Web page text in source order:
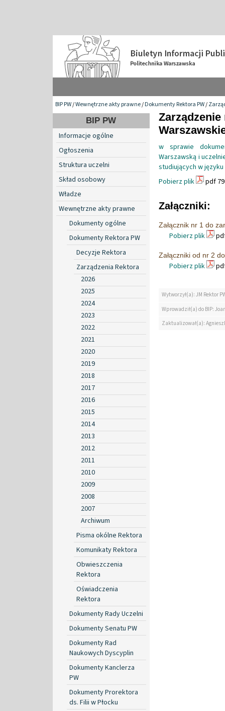
BIP PW/Wewnętrzne akty prawne/Dokumenty Rektora PW/
BIP PW
Informacje ogólne
Ogłoszenia
Struktura uczelni
Skład osobowy
Władze
Wewnętrzne akty prawne
Dokumenty ogólne
Dokumenty Rektora PW
Decyzje Rektora
Zarządzenia Rektora
2026
2025
2024
2023
2022
2021
2020
2019
2018
2017
2016
2015
2014
2013
2012
2011
2010
2009
2008
2007
Archiwum
Pisma okólne Rektora
Komunikaty Rektora
Obwieszczenia
Rektora
Oświadczenia
Rektora
Dokumenty Rady Uczelni
Dokumenty Senatu PW
Dokumenty Rad
Naukowych Dyscyplin
Dokumenty Kanclerza
PW
Dokumenty Prorektora
ds. Filii w Płocku
w sprawie
Warszawską i
studiujących w
Pobierz plik
pdf
Załączniki:
Załącznik nr 1 do
Pobierz plik
Załączniki od nr 2
Pobierz plik
Wytworzył(a): JM Rektor
Wprowadził(a) do BIP:
Zaktualizował(a):